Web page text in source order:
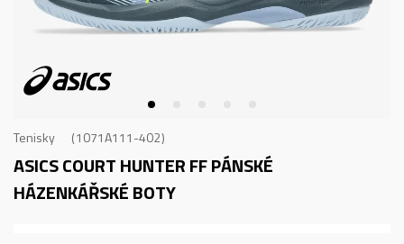
Tenisky 1071A111-402
ASICS COURT HUNTER FFPÁNSKÉ
HÁZENKÁŘSKÉ BOTY